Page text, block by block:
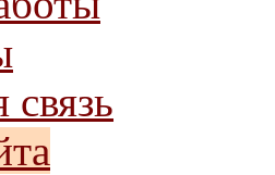
связь